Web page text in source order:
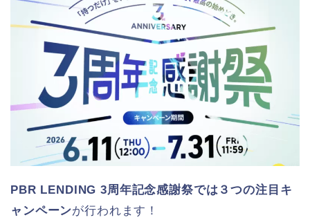
PBR LENDING 3周年記念感謝祭では３つの注目キ
ャンペーンが行われます！